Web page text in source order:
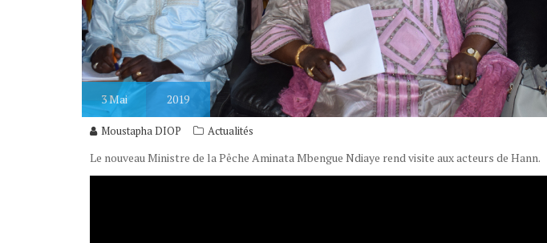
3Mai 2019
Moustapha DIOP Actualités
Le nouveau Ministre de la Pêche Aminata Mbengue Ndiaye rend visite aux acteurs de Hann.